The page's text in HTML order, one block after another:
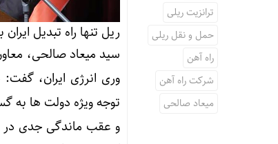
ترانزیت ریلی
حمل و نقل ریلی
راه آهن
شرکت راه آهن
میعاد صالحی
ریل تنها راه تبدیل
سید میعاد صالحی،
وری انرژی ایران،
توجه ویژه دولت ها به
و عقب ماندگی جدی در